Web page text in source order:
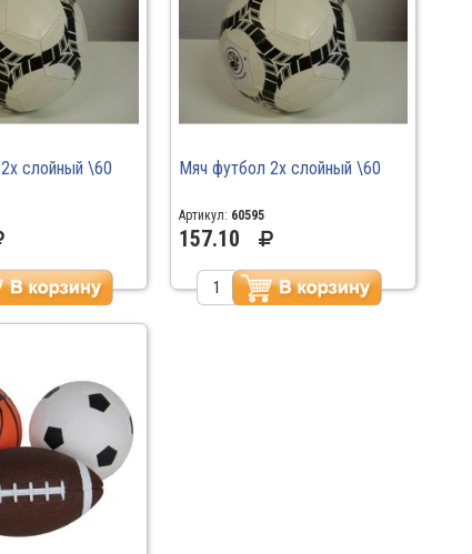
слойный \60 Мяч футбол 2х слойный \60
Артикул: 60595
157.10